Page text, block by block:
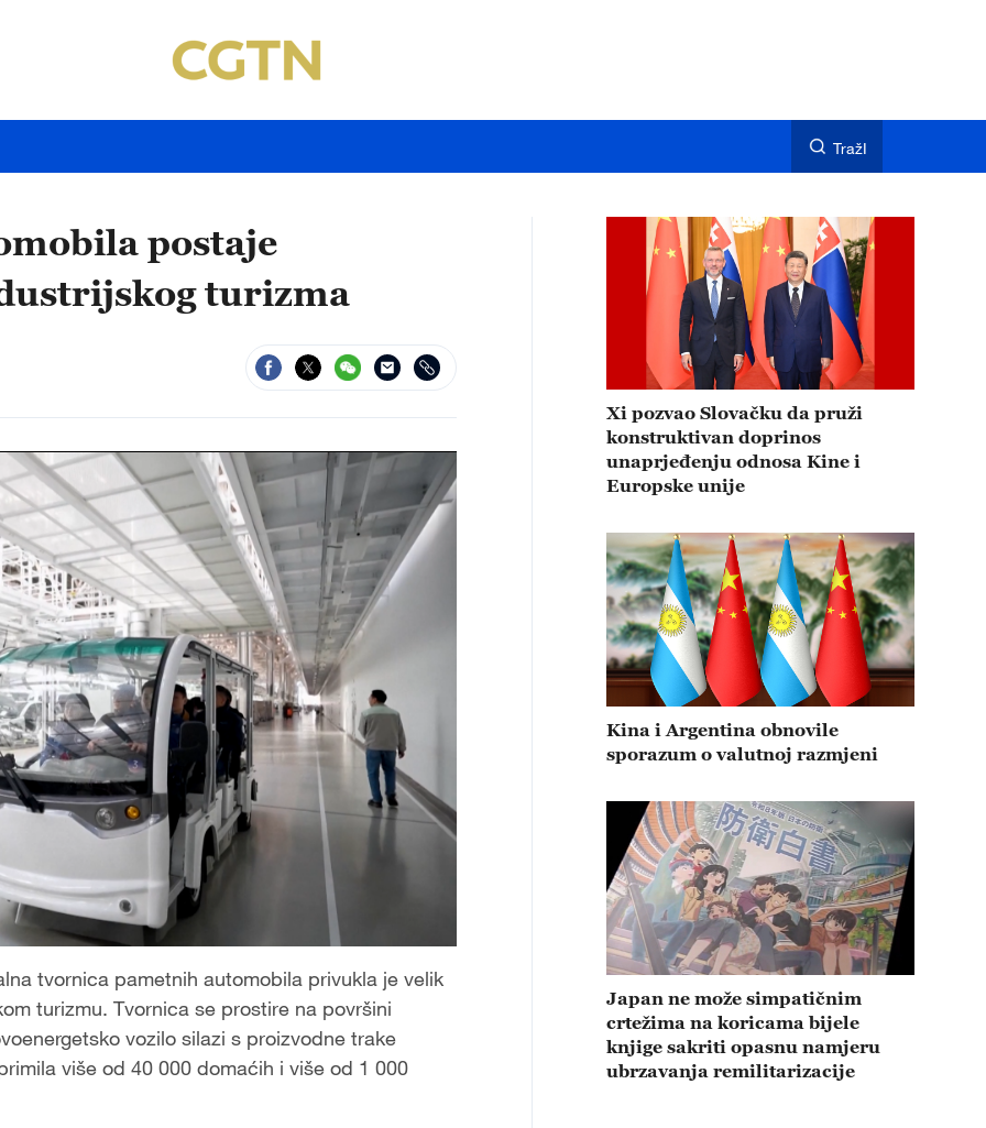
TražI
postaje
turizma
tvornica pametnih automobila privukla je velik
turizmu. Tvornica se prostire na površini
vozilo silazi s proizvodne trake
više od 40 000 domaćih i više od 1 000
Xi pozvao Slovačku da pruži
konstruktivan doprinos
unaprjeđenju odnosa Kine i
Europske unije
Kina i Argentina obnovile
sporazum o valutnoj razmjeni
Japan ne može simpatičnim
crtežima na koricama bijele
knjige sakriti opasnu namjeru
ubrzavanja remilitarizacije